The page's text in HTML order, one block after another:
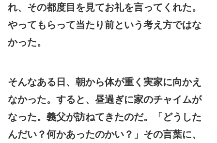
れ、その都度目を見てお礼を言ってくれた。
やってもらって当たり前という考え方ではな
かった。
そんなある日、朝から体が重く実家に向かえ
なかった。すると、昼過ぎに家のチャイムが
なった。義父が訪ねてきたのだ。「どうした
んだい？何かあったのかい？」その言葉に、